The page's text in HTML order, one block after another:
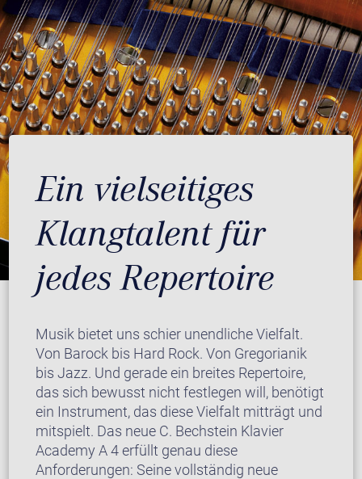
Ein vielseitiges
Klangtalent für
jedes Repertoire
Musik bietet uns schier unendliche Vielfalt.
Von Barock bis Hard Rock. Von Gregorianik
bis Jazz. Und gerade ein breites Repertoire,
das sich bewusst nicht festlegen will, benötigt
ein Instrument, das diese Vielfalt mitträgt und
mitspielt. Das neue C. Bechstein Klavier
Academy A 4 erfüllt genau diese
Anforderungen: Seine vollständig neue